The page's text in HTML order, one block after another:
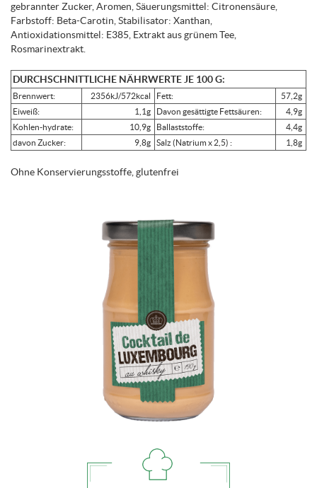
gebrannter Zucker, Aromen, Säuerungsmittel: Citronensäure,
Farbstoff: Beta-Carotin, Stabilisator: Xanthan,
Antioxidationsmittel: E385, Extrakt aus grünem Tee,
Rosmarinextrakt.
DURCHSCHNITTLICHE NÄHRWERTE JE 100 G:
Brennwert: 2356kJ/572kcal Fett:
57,2g
Eiweiß:
1,1g Davon gesättigte Fettsäuren:
4,9g
Kohlen-hydrate:
10,9g Ballaststoffe:
4,4g
davon Zucker:
9,8g Salz (Natrium x 2,5) : 1,8g
Ohne Konservierungsstoffe, glutenfrei